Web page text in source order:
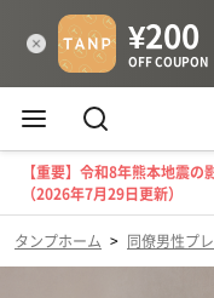
【重要】令和8年熊本地震
（2026年7月29日更新）
タンプホーム > 同僚男性プ